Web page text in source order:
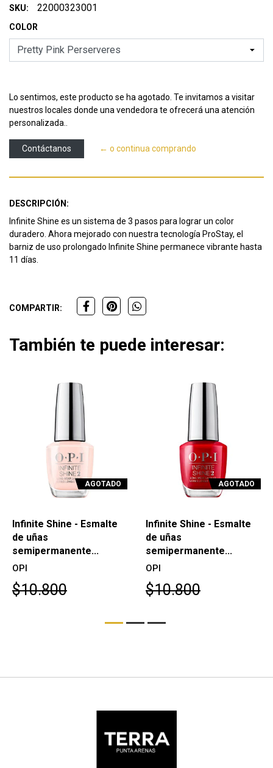
SKU: 22000323001
COLOR
Lo sentimos, este producto se ha agotado. Te invitamos a visitar
nuestros locales donde una vendedora te ofrecerá una atención
personalizada..
Contáctanos ← o continua comprando
DESCRIPCIÓN:
Infinite Shine es un sistema de 3 pasos para lograr un color
duradero. Ahora mejorado con nuestra tecnología ProStay, el
barniz de uso prolongado Infinite Shine permanece vibrante hasta
11 días.
COMPARTIR:
También te puede interesar:
AGOTADO
Infinite Shine - Esmalte
de uñas
semipermanente...
OPI
$10.800
AGOTADO
Infinite Shine - Esmalte
de uñas
semipermanente...
OPI
$10.800